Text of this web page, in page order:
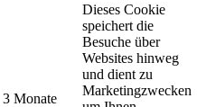
3 Monate
Dieses Cookie
speichert die
Besuche über
Websites hinweg
und dient zu
Marketingzwecken